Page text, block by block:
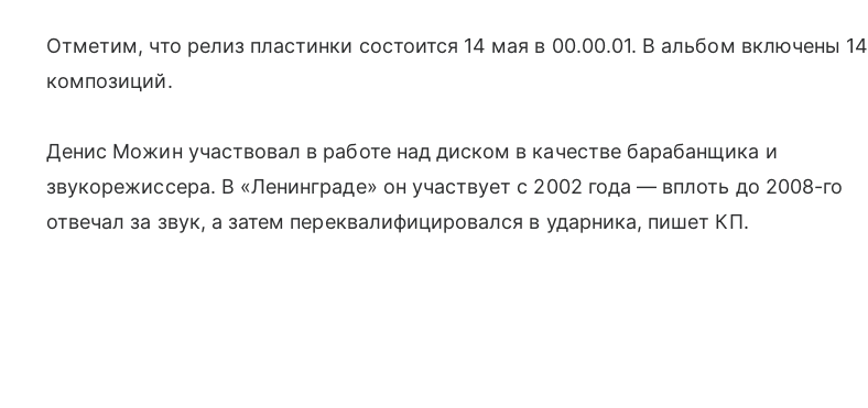
Отметим, что релиз пластинки состоится 14 мая в 00.00.01. В альбом включены 14
композиций.
Денис Можин участвовал в работе над диском в качестве барабанщика и
звукорежиссера. В «Ленинграде» он участвует с 2002 года — вплоть до 2008-го
отвечал за звук, а затем переквалифицировался в ударника, пишет КП.